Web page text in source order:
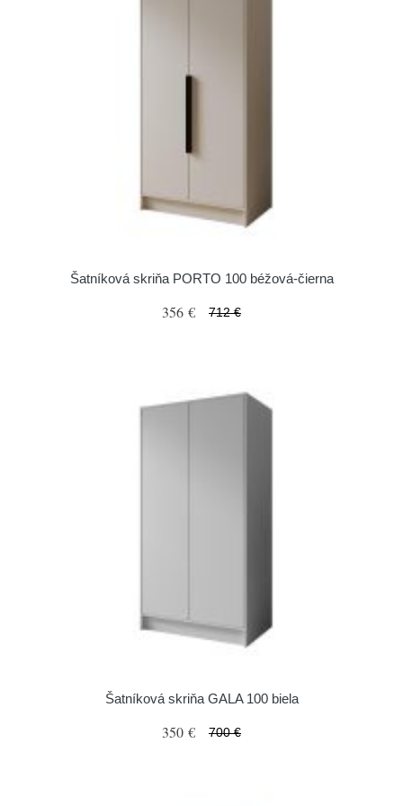
Šatníková skriňa PORTO 100 béžová-čierna
356 € 712 €
Šatníková skriňa GALA 100 biela
350 € 700 €